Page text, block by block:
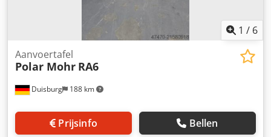
1 / 6
Duisburg 188 km
Aanvoertafel
Polar Mohr RA6
Prijsinfo Bellen